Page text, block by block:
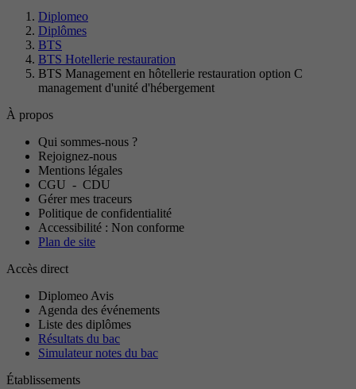
Diplomeo
Diplômes
BTS
BTS Hotellerie restauration
BTS Management en hôtellerie restauration option C
management d'unité d'hébergement
À propos
Qui sommes-nous ?
Rejoignez-nous
Mentions légales
CGU - CDU
Gérer mes traceurs
Politique de confidentialité
Accessibilité : Non conforme
Plan de site
Accès direct
Diplomeo Avis
Agenda des événements
Liste des diplômes
Résultats du bac
Simulateur notes du bac
Établissements